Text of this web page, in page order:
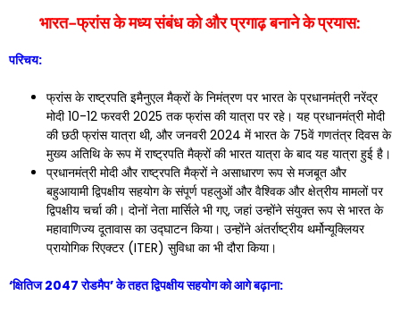
भारत-फ्रांस के मध्य संबंध को और प्रगाढ़ बनाने के प्रयास:
परिचय:
फ्रांस के राष्ट्रपति इमैनुएल मैक्रों के निमंत्रण पर भारत के प्रधानमंत्री नरेंद्र
मोदी 10-12 फरवरी 2025 तक फ्रांस की यात्रा पर रहे। यह प्रधानमंत्री मोदी
की छठी फ्रांस यात्रा थी, और जनवरी 2024 में भारत के 75वें गणतंत्र दिवस के
मुख्य अतिथि के रूप में राष्ट्रपति मैक्रों की भारत यात्रा के बाद यह यात्रा हुई है।
प्रधानमंत्री मोदी और राष्ट्रपति मैक्रों ने असाधारण रूप से मजबूत और
बहुआयामी द्विपक्षीय सहयोग के संपूर्ण पहलुओं और वैश्विक और क्षेत्रीय मामलों पर
द्विपक्षीय चर्चा की। दोनों नेता मार्सिले भी गए, जहां उन्होंने संयुक्त रूप से भारत के
महावाणिज्य दूतावास का उद्घाटन किया। उन्होंने अंतर्राष्ट्रीय थर्मोन्यूक्लियर
प्रायोगिक रिएक्टर (ITER) सुविधा का भी दौरा किया।
‘क्षितिज 2047 रोडमैप’ के तहत द्विपक्षीय सहयोग को आगे बढ़ाना: